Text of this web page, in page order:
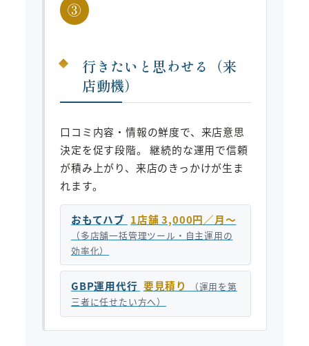
③
行きたいと思わせる（来
店動機）
口コミ内容・情報の鮮度で、来店意思
決定を促す段階。 継続的な運用で信頼
が積み上がり、来店のきっかけが生ま
れます。
おもてハブ 1店舗 3,000円／月〜
（多店舗一括管理ツール・自主運用の
効率化）
GBP運用代行 要見積り
（運用を第
三者に任せたい方へ）